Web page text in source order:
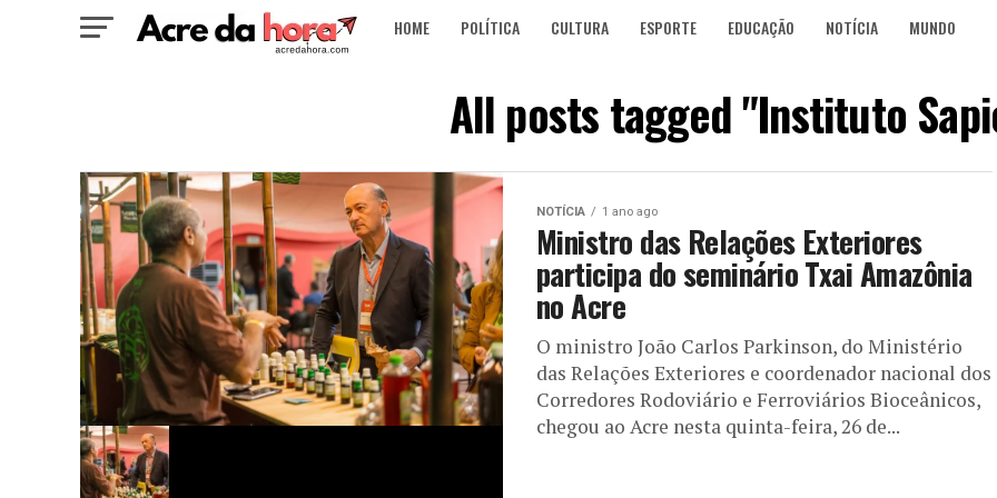
HOME POLÍTICA CULTURA ESPORTE EDUCAÇÃO NOTÍCIA MUNDO
All posts tagged "Instituto
NOTÍCIA 1 ano ago
Ministro das Relações Exteriores
participa do seminário Txai Amazônia
no Acre
O ministro João Carlos Parkinson, do Ministério
das Relações Exteriores e coordenador nacional dos
Corredores Rodoviário e Ferroviários Bioceânicos,
chegou ao Acre nesta quinta-feira, 26 de...